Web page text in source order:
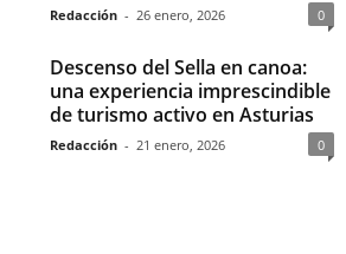
Redacción - 26 enero, 2026 0
Descenso del Sella en canoa:
una experiencia imprescindible
de turismo activo en Asturias
Redacción - 21 enero, 2026 0